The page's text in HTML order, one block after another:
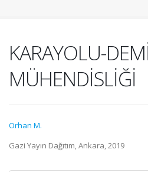
KARAYOLU-
MÜHENDİSLİĞİ
Orhan M.
Gazi Yayın Dağıtım, Ankara, 2019